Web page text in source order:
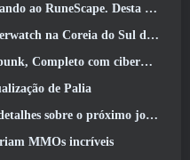
Desta vez é a habitação do jogador
Coreia do Sul daqui para frente
No próximo evento de crossover do Apex Legends
de Palia
solo, Nivelamento Solo: KARMA na Anime Expo
MMOs incríveis